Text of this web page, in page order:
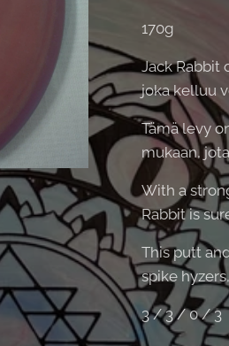
170g
Jack Rabbit
joka kelluu
Tämä levy
mukaan,
With a
Rabbit is
This putt
spike
3 / 3 / 0 / 3